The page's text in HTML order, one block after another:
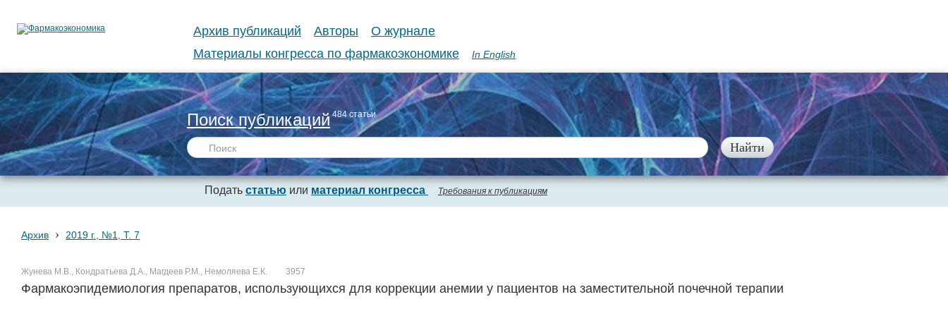
Архив публикаций Авторы
О журнале
Материалы конгресса по фармакоэкономике
In English
Поиск публикаций 484 статьи
Подать статью или материал конгресса Требования к публикациям
Архив › 2019 г., №1, Т. 7
Жунева М.В., Кондратьева Д.А., Магдеев Р.М., Немоляева Е.К. 3957
Фармакоэпидемиология препаратов, использующихся для коррекции анемии у пациентов на заместительной почечной терапии